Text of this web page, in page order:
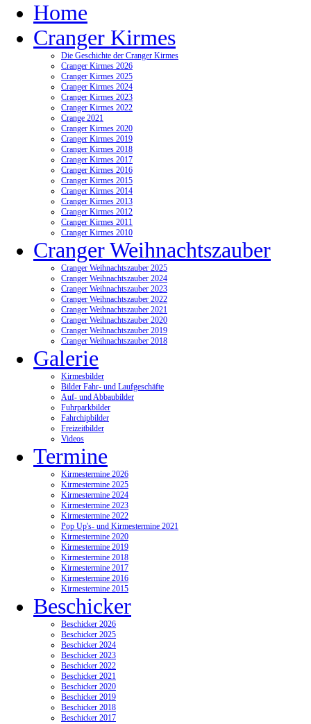
Home
Cranger Kirmes
Die Geschichte der Cranger Kirmes
Cranger Kirmes 2026
Cranger Kirmes 2025
Cranger Kirmes 2024
Cranger Kirmes 2023
Cranger Kirmes 2022
Crange 2021
Cranger Kirmes 2020
Cranger Kirmes 2019
Cranger Kirmes 2018
Cranger Kirmes 2017
Cranger Kirmes 2016
Cranger Kirmes 2015
Cranger Kirmes 2014
Cranger Kirmes 2013
Cranger Kirmes 2012
Cranger Kirmes 2011
Cranger Kirmes 2010
Cranger Weihnachtszauber
Cranger Weihnachtszauber 2025
Cranger Weihnachtszauber 2024
Cranger Weihnachtszauber 2023
Cranger Weihnachtszauber 2022
Cranger Weihnachtszauber 2021
Cranger Weihnachtszauber 2020
Cranger Weihnachtszauber 2019
Cranger Weihnachtszauber 2018
Galerie
Kirmesbilder
Bilder Fahr- und Laufgeschäfte
Auf- und Abbaubilder
Fuhrparkbilder
Fahrchipbilder
Freizeitbilder
Videos
Termine
Kirmestermine 2026
Kirmestermine 2025
Kirmestermine 2024
Kirmestermine 2023
Kirmestermine 2022
Pop Up's- und Kirmestermine 2021
Kirmestermine 2020
Kirmestermine 2019
Kirmestermine 2018
Kirmestermine 2017
Kirmestermine 2016
Kirmestermine 2015
Beschicker
Beschicker 2026
Beschicker 2025
Beschicker 2024
Beschicker 2023
Beschicker 2022
Beschicker 2021
Beschicker 2020
Beschicker 2019
Beschicker 2018
Beschicker 2017